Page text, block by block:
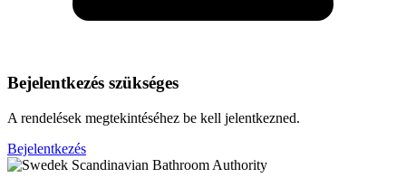
Bejelentkezés szükséges
A rendelések megtekintéséhez be kell jelentkezned.
Bejelentkezés
Scandinavian Bathroom Authority